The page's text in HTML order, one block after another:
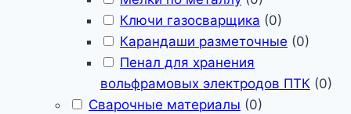
Ключи газосварщика (0)
Карандаши разметочные (0)
Пенал для хранения
вольфрамовых электродов ПТК (0)
Сварочные материалы (0)